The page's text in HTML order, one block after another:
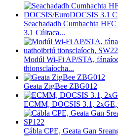
Seachadadh Cumhachta
3.1 Cúltaca...
Modúl Wi-Fi AP/STA,
thionsclaíocha...
Geata ZigBee ZBG012
ECMM, DOCSIS 3.1,
Cábla CPE, Geata Gan